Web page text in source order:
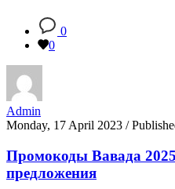
0
0
Admin
Monday, 17 April 2023 /
Промокоды Вавада
предложения